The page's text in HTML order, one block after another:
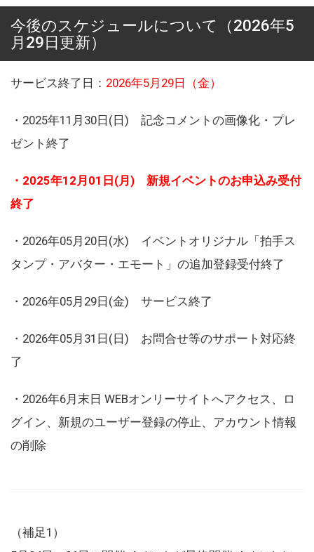
今後のスケジュールについて（2026年5
月29日更新）
サービス終了日： 2026年5月29日（金）
・2025年11月30日(日) 記念コメントの画像化・プレ
ゼント終了
・2025年12月01日(月) 新規イベントのお申込み受付
終了
・2026年05月20日(水) イベントオリジナル「拍手ス
タンプ・アバター・エモート」の追加登録受付終了
・2026年05月29日(金) サービス終了
・2026年05月31日(日) お問合せ等のサポート対応終
了
・2026年6月末日 WEBオンリーサイトへアクセス、ロ
グイン、新規のユーザー登録の停止、アカウント情報
の削除
（補足1）